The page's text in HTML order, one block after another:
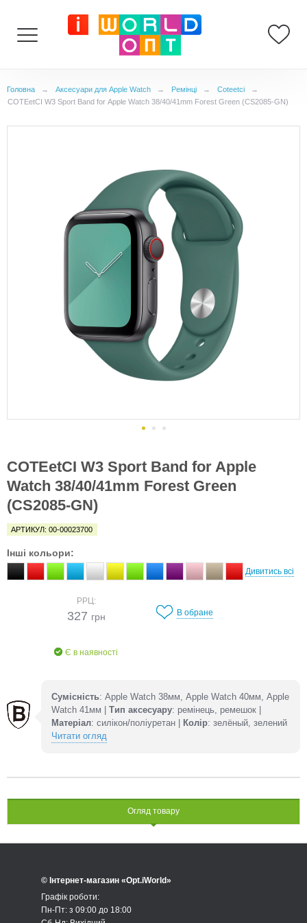
Головна → Аксесуари для Apple Watch → Ремінці → Coteetci
→
COTEetCI W3 Sport Band for Apple Watch 38/40/41mm Forest Green (CS2085-GN)
COTEetCI W3 Sport Band for Apple
Watch 38/40/41mm Forest Green
(CS2085-GN)
АРТИКУЛ: 00-00023700
Інші кольори:
Дивитись всі
РРЦ:
327 грн
Є в наявності
В обране
Сумісність: Apple Watch 38мм, Apple Watch 40мм, Apple
Watch 41мм | Тип аксесуару: ремінець, ремешок |
Матеріал: силікон/поліуретан | Колір: зелёный, зелений
Читати огляд
Огляд товару
© Інтернет-магазин «Opt.iWorld»
Графік роботи:
Пн-Пт: з 09:00 до 18:00